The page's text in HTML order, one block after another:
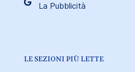
La Pubblicità
LE SEZIONI PIÙ LETTE